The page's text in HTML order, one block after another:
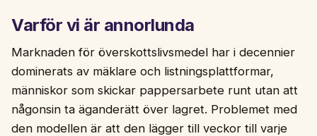
Varför vi är annorlunda
Marknaden för överskottslivsmedel har i decennier
dominerats av mäklare och listningsplattformar,
människor som skickar pappersarbete runt utan att
någonsin ta äganderätt över lagret. Problemet med
den modellen är att den lägger till veckor till varje